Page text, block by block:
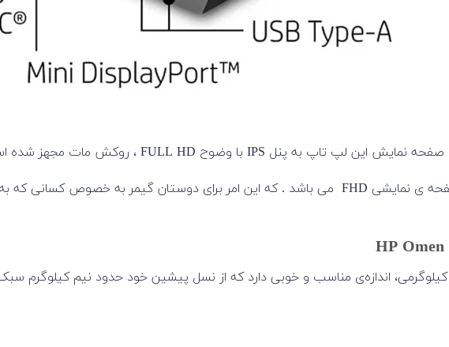
این لپ‌تاپ با ضخامت حدودا 22 میلی‌متری و وزن 2.3 کیلوگرمی، اندازه‌ی مناسب و خوبی دارد که از نسل پیشین خود